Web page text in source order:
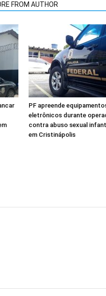
FROM AUTHOR
PF apreende
eletrônicos durante
contra abuso sexual
em Cristinápolis